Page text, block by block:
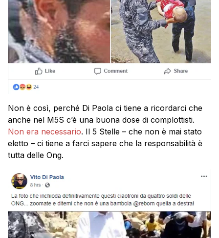
Non è così, perché Di Paola ci tiene a ricordarci che
anche nel M5S c’è una buona dose di complottisti.
Non era necessario. Il 5 Stelle – che non è mai stato
eletto – ci tiene a farci sapere che la responsabilità è
tutta delle Ong.